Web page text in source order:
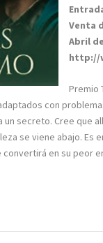
Venta
Abril
http://
Premio
con
un secreto. Cree que
se viene abajo.
en su peor